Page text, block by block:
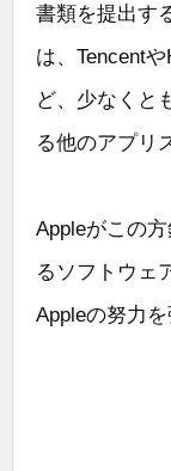
書類を提出す
は、Tencent
ど、少なくと
る他のアプリ
Appleがこの
るソフトウェ
Appleの努力を